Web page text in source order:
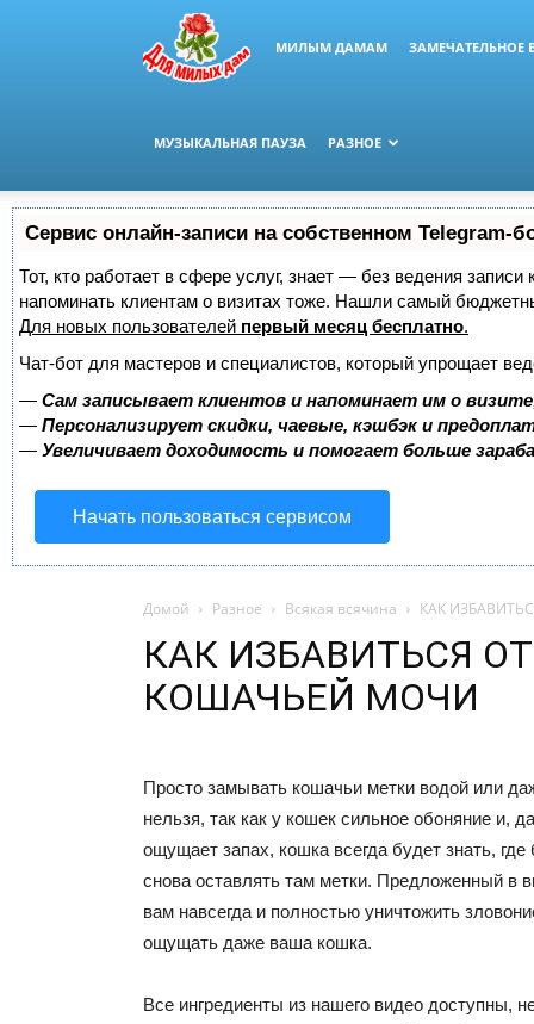
МИЛЫМ ДАМАМ ЗАМЕЧАТЕЛЬНОЕ
МУЗЫКАЛЬНАЯ ПАУЗА РАЗНОЕ
Сервис онлайн-записи на собственном Telegram-
Тот, кто работает в сфере услуг, знает — без ведения
напоминать клиентам о визитах тоже. Нашли самый
Для новых пользователей первый месяц бесплатно.
Чат-бот для мастеров и специалистов, который упрощает
— Сам записывает клиентов и напоминает им о
— Персонализирует скидки, чаевые, кэшбэк и
— Увеличивает доходимость и помогает больше
Начать пользоваться сервисом
Домой Разное Всякая всячина КАК
КАК ИЗБАВИТЬСЯ
КОШАЧЬЕЙ МОЧИ
Просто замывать кошачьи метки водой или
нельзя, так как у кошек сильное обоняние и,
ощущает запах, кошка всегда будет знать,
снова оставлять там метки. Предложенный в
вам навсегда и полностью уничтожить
ощущать даже ваша кошка.
Все ингредиенты из нашего видео доступны,